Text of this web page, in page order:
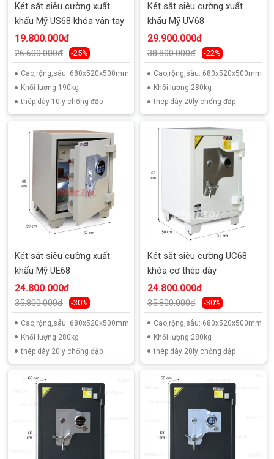
Két sắt siêu cường xuất
khẩu Mỹ US68 khóa vân tay
19.800.000đ
26.600.000đ -25%
Cao,rộng,sâu: 680x520x500mm
Khối lượng:190kg
thép dày 10ly chống đập
Két sắt siêu cường xuất
khẩu Mỹ UV68
29.900.000đ
38.800.000đ -22%
Cao,rộng,sâu: 680x520x500mm
Khối lượng:280kg
thép dày 20ly chống đập
Két sắt siêu cường xuất
khẩu Mỹ UE68
24.800.000đ
35.800.000đ -30%
Cao,rộng,sâu: 680x520x500mm
Khối lượng:280kg
thép dày 20ly chống đập
Két sắt siêu cường UC68
khóa cơ thép dày
24.800.000đ
35.800.000đ -30%
Cao,rộng,sâu: 680x520x500mm
Khối lượng:280kg
thép dày 20ly chống đập